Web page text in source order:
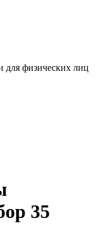
для физических лиц
35